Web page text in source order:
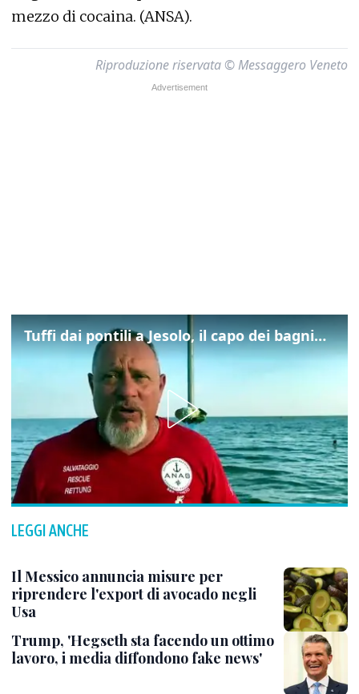
mezzo di cocaina. (ANSA).
Riproduzione riservata © Messaggero Veneto
Tuffi dai pontili a Jesolo, il capo dei bagnini: "L'impegno di tutti per evitare altre tragedie"
LEGGI ANCHE
Il Messico annuncia misure per
riprendere l'export di avocado negli
Usa
Trump, 'Hegseth sta facendo un ottimo
lavoro, i media diffondono fake news'